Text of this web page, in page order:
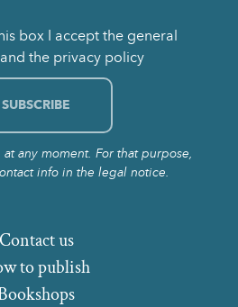
box I accept the general
the privacy policy
any moment. For that purpose,
info in the legal notice.
to publish
Contact us